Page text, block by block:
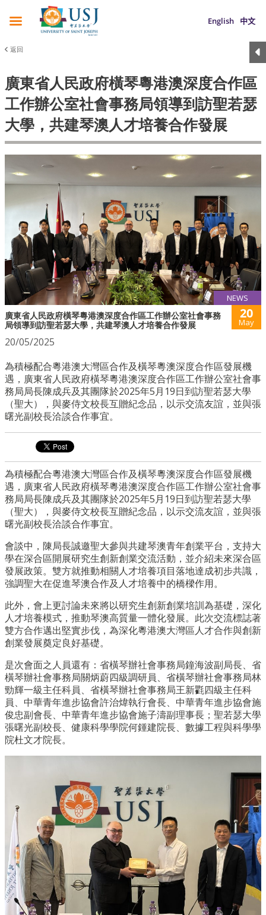
English 中文
返回
廣東省人民政府橫琴粵港澳深度合作區
工作辦公室社會事務局領導到訪聖若瑟
大學，共建琴澳人才培養合作發展
NEWS
廣東省人民政府橫琴粵港澳深度合作區工作辦公室社會事務
局領導到訪聖若瑟大學，共建琴澳人才培養合作發展
20
May
20/05/2025
為積極配合粵港澳大灣區合作及橫琴粵澳深度合作區發展機
遇，廣東省人民政府橫琴粵港澳深度合作區工作辦公室社會事
務局局長陳成兵及其團隊於2025年5月19日到訪聖若瑟大學
（聖大），與麥侍文校長互贈紀念品，以示交流友誼，並與張
曙光副校長洽談合作事宜。
為積極配合粵港澳大灣區合作及橫琴粵澳深度合作區發展機
遇，廣東省人民政府橫琴粵港澳深度合作區工作辦公室社會事
務局局長陳成兵及其團隊於2025年5月19日到訪聖若瑟大學
（聖大），與麥侍文校長互贈紀念品，以示交流友誼，並與張
曙光副校長洽談合作事宜。
會談中，陳局長誠邀聖大參與共建琴澳青年創業平台，支持大
學在深合區開展研究生創新創業交流活動，並介紹未來深合區
發展政策。雙方就推動相關人才培養項目落地達成初步共識，
強調聖大在促進琴澳合作及人才培養中的橋樑作用。
此外，會上更討論未來將以研究生創新創業培訓為基礎，深化
人才培養模式，推動琴澳高質量一體化發展。此次交流標誌著
雙方合作邁出堅實步伐，為深化粵港澳大灣區人才合作與創新
創業發展奠定良好基礎。
是次會面之人員還有：省橫琴辦社會事務局鐘海波副局長、省
橫琴辦社會事務局關炳蔚四級調研員、省橫琴辦社會事務局林
勁輝一級主任科員、省橫琴辦社會事務局王新氍四級主任科
員、中華青年進步協會許治煒執行會長、中華青年進步協會施
俊忠副會長、中華青年進步協會施子濤副理事長；聖若瑟大學
張曙光副校長、健康科學學院何鍾建院長、數據工程與科學學
院杜文才院長。